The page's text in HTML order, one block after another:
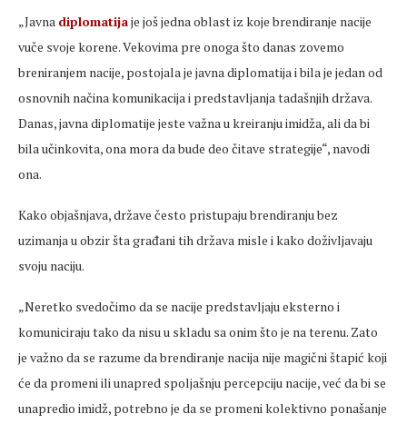
„Javna diplomatijaje još jedna oblast iz koje brendiranje nacije
vuče svoje korene. Vekovima pre onoga što danas zovemo
breniranjem nacije, postojala je javna diplomatija i bila je jedan od
osnovnih načina komunikacija i predstavljanja tadašnjih država.
Danas, javna diplomatije jeste važna u kreiranju imidža, ali da bi
bila učinkovita, ona mora da bude deo čitave strategije“, navodi
ona.
Kako objašnjava, države često pristupaju brendiranju bez
uzimanja u obzir šta građani tih država misle i kako doživljavaju
svoju naciju.
„Neretko svedočimo da se nacije predstavljaju eksterno i
komuniciraju tako da nisu u skladu sa onim što je na terenu. Zato
je važno da se razume da brendiranje nacija nije magični štapić koji
će da promeni ili unapred spoljašnju percepciju nacije, već da bi se
unapredio imidž, potrebno je da se promeni kolektivno ponašanje